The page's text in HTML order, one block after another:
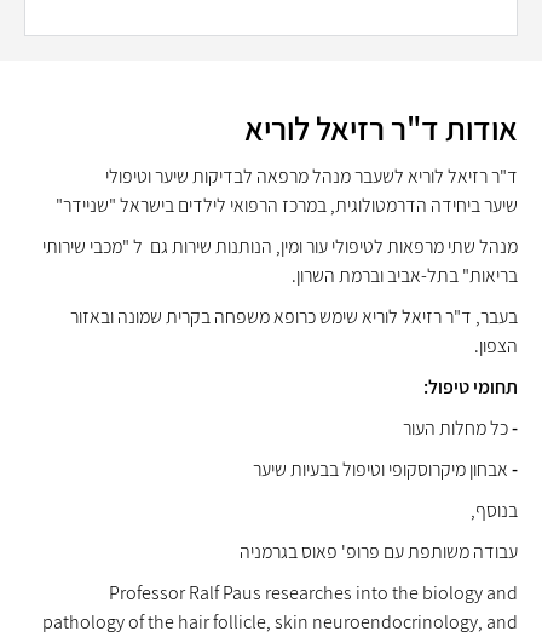
אודות ד"ר רזיאל לוריא
ד"ר רזיאל לוריא לשעברמנהל מרפאה לבדיקות שיער וטיפולי
שיערביחידה הדרמטולוגית, במרכז הרפואי לילדים בישראל "שניידר"
מנהל שתי מרפאות לטיפולי עור ומין, הנותנות שירות גם ל "מכבי שירותי
בריאות"בתל-אביב וברמת השרון.
בעבר, ד"ר רזיאל לוריא שימש כרופא משפחה בקרית שמונה ובאזור
הצפון.
תחומי טיפול:
-כל מחלות העור
-אבחון מיקרוסקופי וטיפול בבעיות שיער
בנוסף,
עבודה משותפת עם פרופ' פאוס בגרמניה
Professor Ralf Paus researches into the biology and
pathology of the hair follicle, skin neuroendocrinology, and